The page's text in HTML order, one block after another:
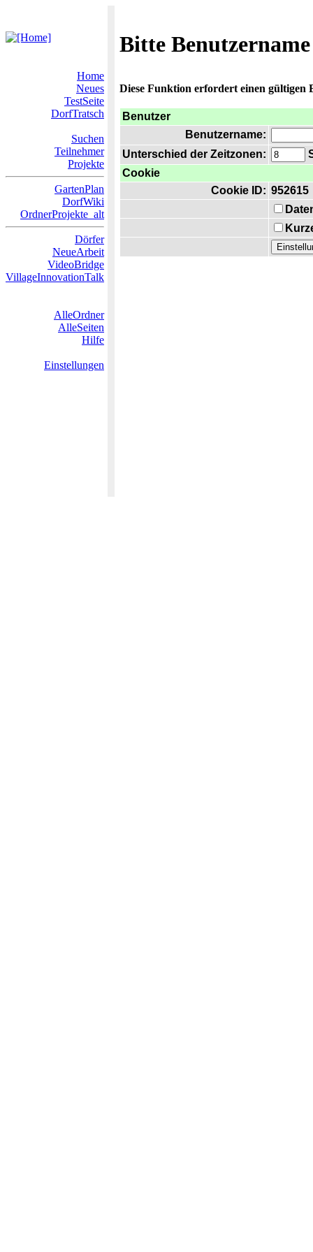
Bitte
Home
Neues
TestSeite
DorfTratsch
Suchen
Teilnehmer
Projekte
GartenPlan
DorfWiki
OrdnerProjekte_alt
Dörfer
NeueArbeit
VideoBridge
VillageInnovationTalk
AlleOrdner
AlleSeiten
Hilfe
Einstellungen
Diese Funktion erfordert einen gültigen
Benutzer
Benutzername:
Unterschied der Zeitzonen:
Cookie
Cookie ID: 952615